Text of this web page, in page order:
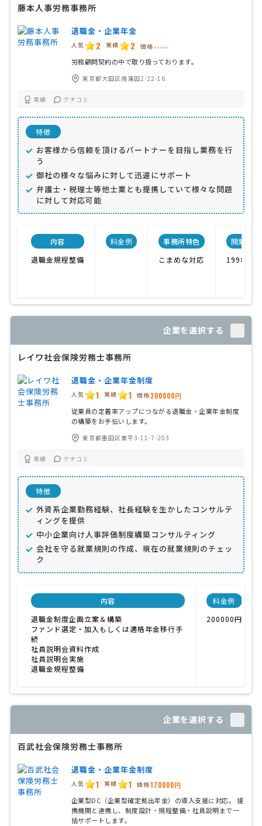
藤本人事労務事務所
退職金・企業年金
人気 2 実績 2 価格 -----
労務顧問契約の中で取り扱っております。
東京都大田区南蒲田2-22-16
実績 クチコミ
特徴
お客様から信頼を頂けるパートナーを目指し業務を行
う
御社の様々な悩みに対して迅速にサポート
弁護士・税理士等他士業とも提携していて様々な問題
に対して対応可能
内容
退職金規程整備
料金例
事務所特色
こまめな対応
開業年
1998年
企業を選択する
レイワ社会保険労務士事務所
退職金・企業年金制度
人気 1 実績 1 価格 200000円
従業員の定着率アップにつながる退職金・企業年金制度
の構築をお手伝いします。
東京都墨田区業平3-11-7-203
実績 クチコミ
特徴
外資系企業勤務経験、社長経験を生かしたコンサルテ
ィングを提供
中小企業向け人事評価制度構築コンサルティング
会社を守る就業規則の作成、現在の就業規則のチェッ
ク
内容
退職金制度企画立案＆構築
ファンド選定・加入もしくは適格年金移行手
続
社員説明会資料作成
社員説明会実施
退職金規程整備
料金例
200000円
企業を選択する
百武社会保険労務士事務所
退職金・企業年金制度
人気 1 実績 1 価格170000円
企業型DC（企業型確定拠出年金）の導入支援に対応。 提
携機関と連携し、制度設計・規程整備・社員説明まで一
括サポートします。